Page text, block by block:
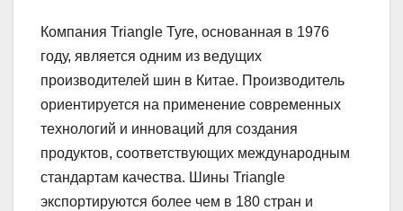
Компания Triangle Tyre, основанная в 1976
году, является одним из ведущих
производителей шин в Китае. Производитель
ориентируется на применение современных
технологий и инноваций для создания
продуктов, соответствующих международным
стандартам качества. Шины Triangle
экспортируются более чем в 180 стран и